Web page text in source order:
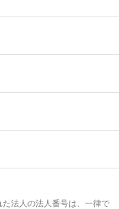
法人の法人番号は、一律で